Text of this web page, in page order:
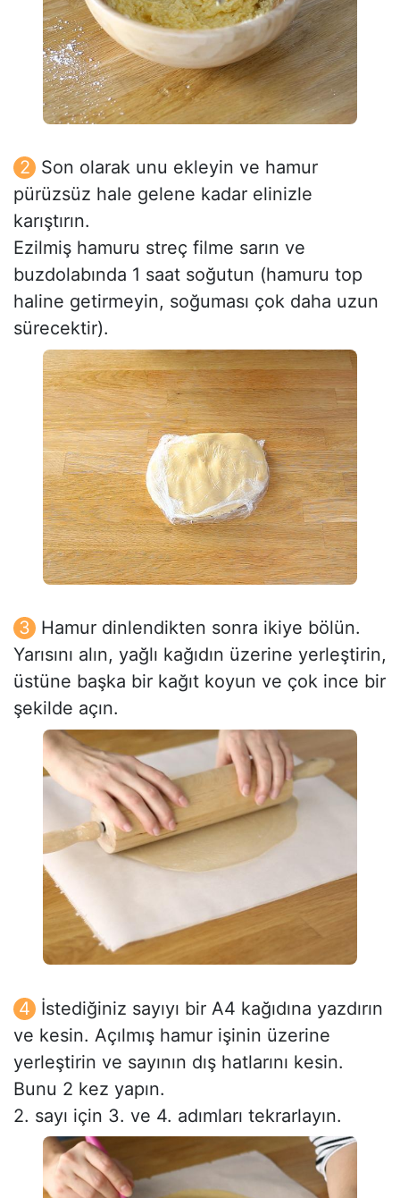
Son olarak unu ekleyin ve hamur
pürüzsüz hale gelene kadar elinizle
karıştırın.
Ezilmiş hamuru streç filme sarın ve
buzdolabında 1 saat soğutun (hamuru top
haline getirmeyin, soğuması çok daha uzun
sürecektir).
Hamur dinlendikten sonra ikiye bölün.
Yarısını alın, yağlı kağıdın üzerine yerleştirin,
üstüne başka bir kağıt koyun ve çok ince bir
şekilde açın.
İstediğiniz sayıyı bir A4 kağıdına yazdırın
ve kesin. Açılmış hamur işinin üzerine
yerleştirin ve sayının dış hatlarını kesin.
Bunu 2 kez yapın.
2. sayı için 3. ve 4. adımları tekrarlayın.